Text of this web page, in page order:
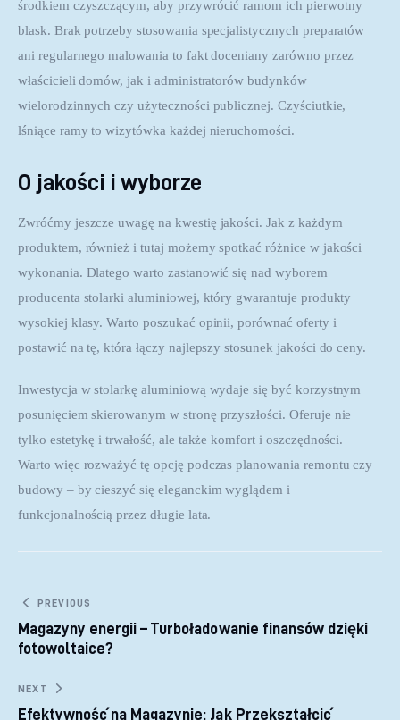
środkiem czyszczącym, aby przywrócić ramom ich pierwotny
blask. Brak potrzeby stosowania specjalistycznych preparatów
ani regularnego malowania to fakt doceniany zarówno przez
właścicieli domów, jak i administratorów budynków
wielorodzinnych czy użyteczności publicznej. Czyściutkie,
lśniące ramy to wizytówka każdej nieruchomości.
O jakości i wyborze
Zwróćmy jeszcze uwagę na kwestię jakości. Jak z każdym
produktem, również i tutaj możemy spotkać różnice w jakości
wykonania. Dlatego warto zastanowić się nad wyborem
producenta stolarki aluminiowej, który gwarantuje produkty
wysokiej klasy. Warto poszukać opinii, porównać oferty i
postawić na tę, która łączy najlepszy stosunek jakości do ceny.
Inwestycja w stolarkę aluminiową wydaje się być korzystnym
posunięciem skierowanym w stronę przyszłości. Oferuje nie
tylko estetykę i trwałość, ale także komfort i oszczędności.
Warto więc rozważyć tę opcję podczas planowania remontu czy
budowy – by cieszyć się eleganckim wyglądem i
funkcjonalnością przez długie lata.
Nawigacja wpisu
PREVIOUS
Magazyny energii – Turboładowanie finansów dzięki
fotowoltaice?
NEXT
Efektywność na Magazynie: Jak Przekształcić